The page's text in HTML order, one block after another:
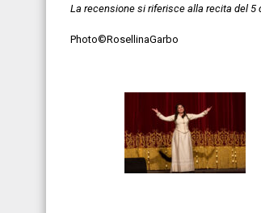
La recensione si riferisce alla recita del 5
Photo©RosellinaGarbo